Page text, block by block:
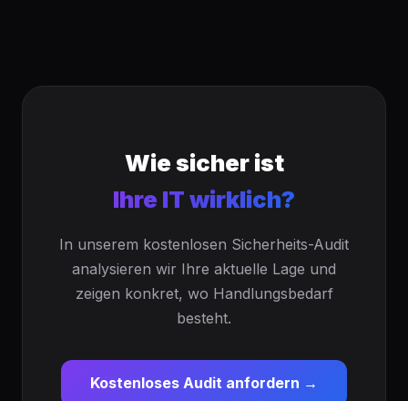
Wie sicher ist
Ihre IT wirklich?
In unserem kostenlosen Sicherheits-Audit
analysieren wir Ihre aktuelle Lage und
zeigen konkret, wo Handlungsbedarf
besteht.
Kostenloses Audit anfordern →